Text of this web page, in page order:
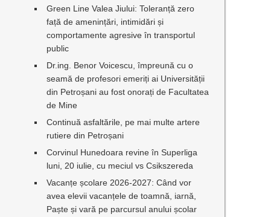
Green Line Valea Jiului: Toleranță zero
față de amenințări, intimidări și
comportamente agresive în transportul
public
Dr.ing. Benor Voicescu, împreună cu o
seamă de profesori emeriți ai Universității
din Petroșani au fost onorați de Facultatea
de Mine
Continuă asfaltările, pe mai multe artere
rutiere din Petroșani
Corvinul Hunedoara revine în Superliga
luni, 20 iulie, cu meciul vs Csikszereda
Vacanțe școlare 2026-2027: Când vor
avea elevii vacanțele de toamnă, iarnă,
Paște și vară pe parcursul anului școlar